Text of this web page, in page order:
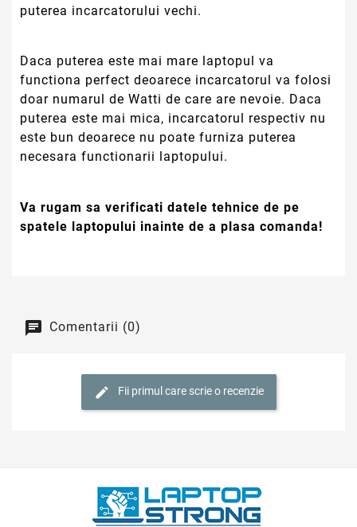
puterea incarcatorului vechi.
Daca puterea este mai mare laptopul va
functiona perfect deoarece incarcatorul va folosi
doar numarul de Watti de care are nevoie. Daca
puterea este mai mica, incarcatorul respectiv nu
este bun deoarece nu poate furniza puterea
necesara functionarii laptopului.
Va rugam sa verificati datele tehnice de pe
spatele laptopului inainte de a plasa comanda!
Comentarii (0)
Fii primul care scrie o recenzie